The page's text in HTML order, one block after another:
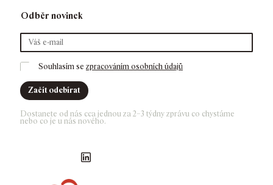
Odběr novinek
Souhlasím se zpracováním osobních údajů
Začít odebírat
Dostanete od nás cca jednou za 2–3 týdny zprávu co chystáme
nebo co je u nás nového.
GASK InstagramGASK YouTube kanál